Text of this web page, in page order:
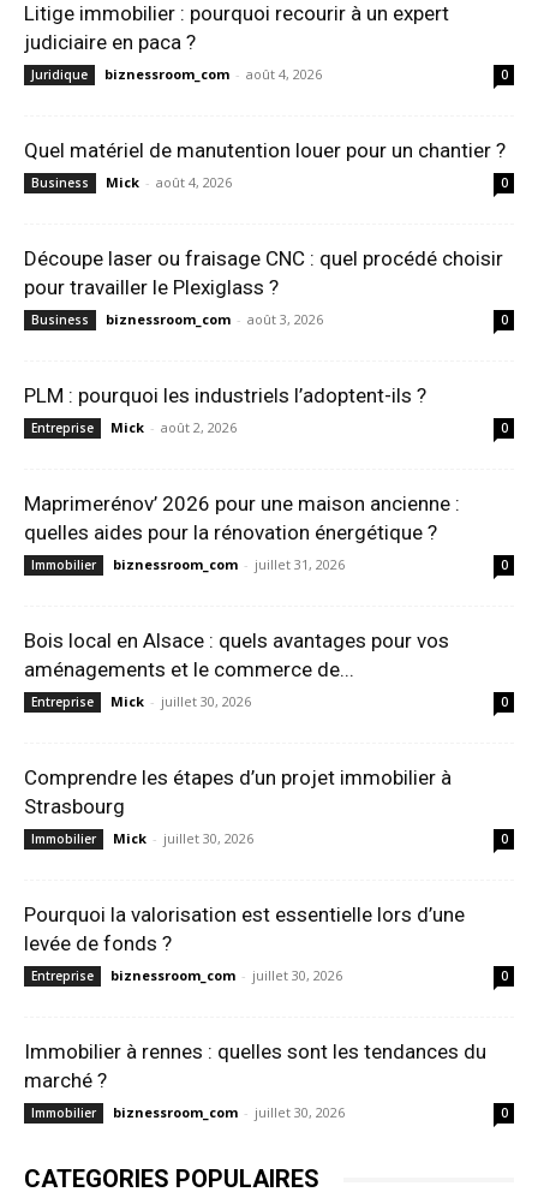
Litige immobilier : pourquoi recourir à un expert
judiciaire en paca ?
Juridique biznessroom_com - août 4, 2026 0
Quel matériel de manutention louer pour un chantier ?
Business Mick - août 4, 2026 0
Découpe laser ou fraisage CNC : quel procédé choisir
pour travailler le Plexiglass ?
Business biznessroom_com - août 3, 2026 0
PLM : pourquoi les industriels l’adoptent-ils ?
Entreprise Mick - août 2, 2026 0
Maprimerénov’ 2026 pour une maison ancienne :
quelles aides pour la rénovation énergétique ?
Immobilier biznessroom_com - juillet 31, 2026 0
Bois local en Alsace : quels avantages pour vos
aménagements et le commerce de...
Entreprise Mick - juillet 30, 2026 0
Comprendre les étapes d’un projet immobilier à
Strasbourg
Immobilier Mick - juillet 30, 2026 0
Pourquoi la valorisation est essentielle lors d’une
levée de fonds ?
Entreprise biznessroom_com - juillet 30, 2026 0
Immobilier à rennes : quelles sont les tendances du
marché ?
Immobilier biznessroom_com - juillet 30, 2026 0
CATEGORIES POPULAIRES